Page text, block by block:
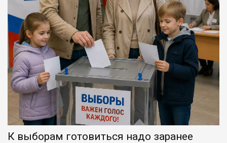
К выборам готовиться надо заранее